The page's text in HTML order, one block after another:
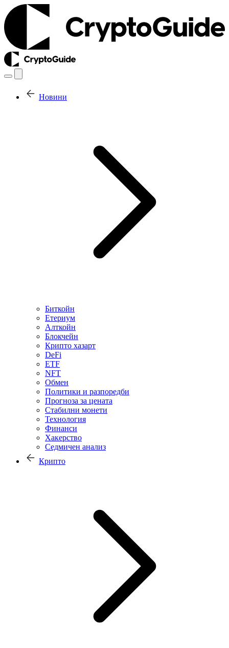
Новини
Биткойн
Етериум
Алткойн
Блокчейн
Крипто хазарт
DeFi
ETF
NFT
Обмен
Политики и разпоредби
Прогноза за цената
Стабилни монети
Технология
Финанси
Хакерство
Седмичен анализ
Крипто